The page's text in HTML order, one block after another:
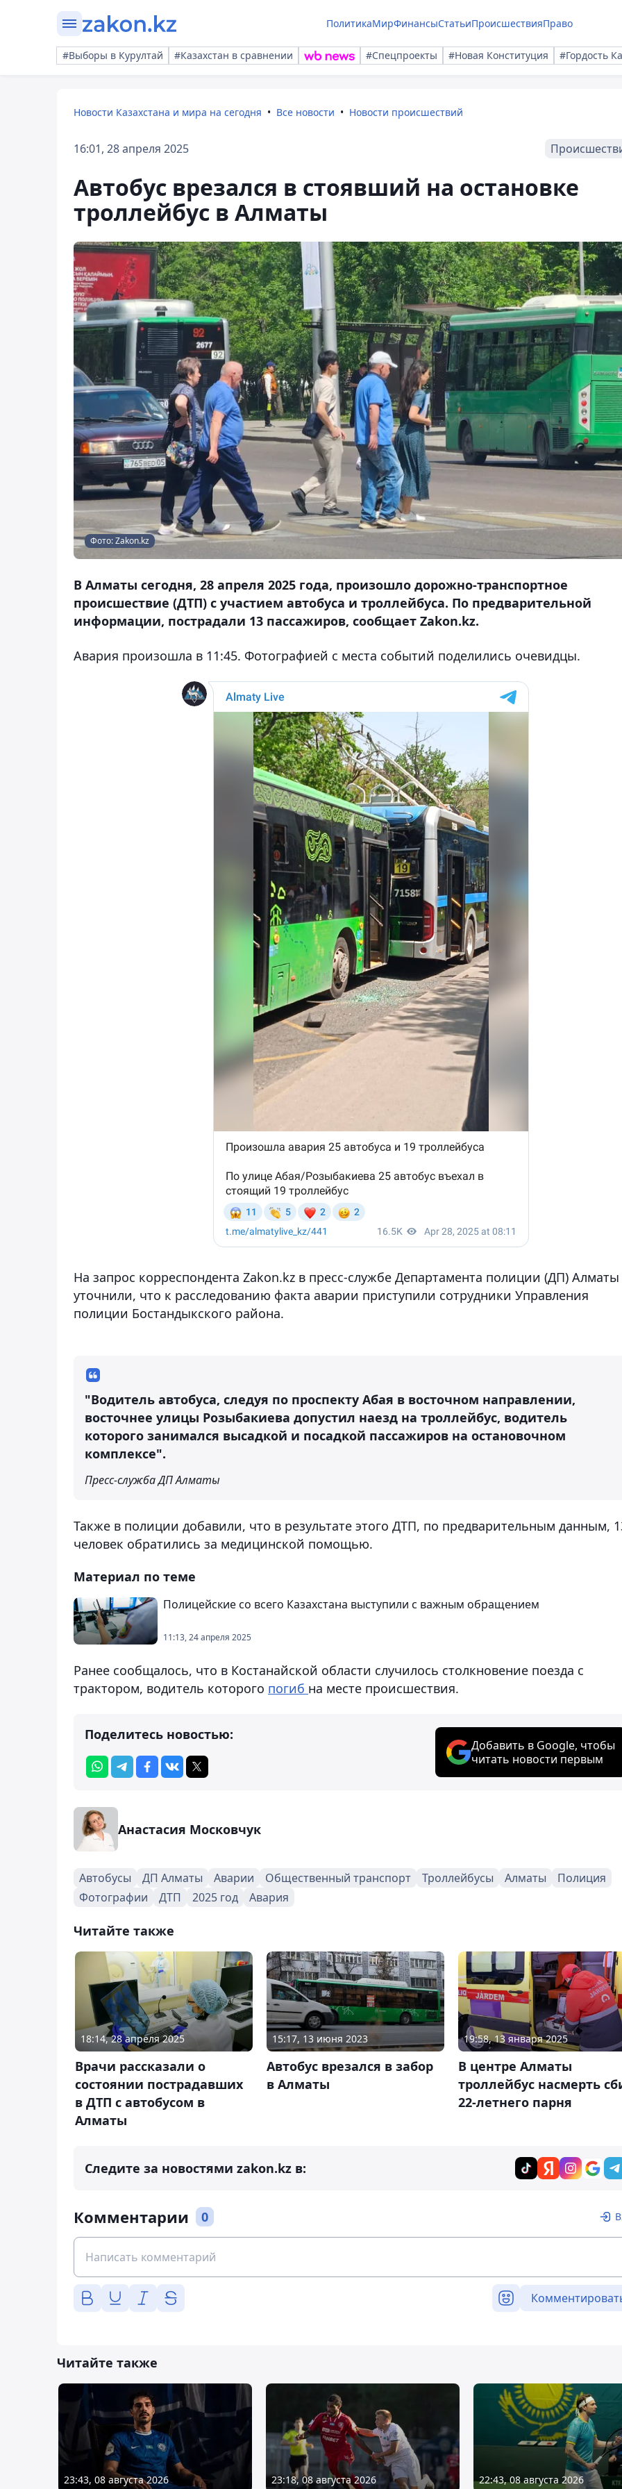
ПолитикаМирФинансыСтатьиПроисшествияПраво
#Выборы в Курултай #Казахстан в сравнении #Спецпроекты #Новая Конституция #Гордость
Новости Казахстана и мира на сегодня Все новости Новости происшествий
16:01, 28 апреля 2025
Автобус врезался в стоявший на остановке
троллейбус в Алматы
Фото: Zakon.kz
В Алматы сегодня, 28 апреля 2025 года, произошло дорожно-транспортное
происшествие (ДТП) с участием автобуса и троллейбуса. По предварительной
информации, пострадали 13 пассажиров, сообщает Zakon.kz.
Авария произошла в 11:45. Фотографией с места событий поделились очевидцы.
На запрос корреспондента Zakon.kz в пресс-службе Департамента полиции (ДП) Алматы
уточнили, что к расследованию факта аварии приступили сотрудники Управления
полиции Бостандыкского района.
"Водитель автобуса, следуя по проспекту Абая в восточном направлении,
восточнее улицы Розыбакиева допустил наезд на троллейбус, водитель
которого занимался высадкой и посадкой пассажиров на остановочном
комплексе".
Пресс-служба ДП Алматы
Также в полиции добавили, что в результате этого ДТП, по предварительным данным,
человек обратились за медицинской помощью.
Материал по теме
Полицейские со всего Казахстана выступили с важным обращением
11:13, 24 апреля 2025
Ранее сообщалось, что в Костанайской области случилось столкновение поезда с
трактором, водитель которого погиб на месте происшествия.
Поделитесь новостью:
Добавить в Google, чтобы
читать новости первым
Анастасия Московчук
Автобусы ДП Алматы Аварии Общественный транспорт Троллейбусы Алматы
Полиция
Фотографии
ДТП 2025 год Авария
Читайте также
18:14, 28 апреля 2025
Врачи рассказали о
состоянии пострадавших
в ДТП с автобусом в
Алматы
15:17, 13 июня 2023
Автобус врезался в забор
в Алматы
19:58, 13 января 2025
В центре Алматы
троллейбус насмерть
22-летнего парня
Следите за новостями zakon.kz в:
Комментарии 0
Читайте также
23:43, 08 августа 2026 23:18, 08 августа 2026 22:43, 08 августа 2026